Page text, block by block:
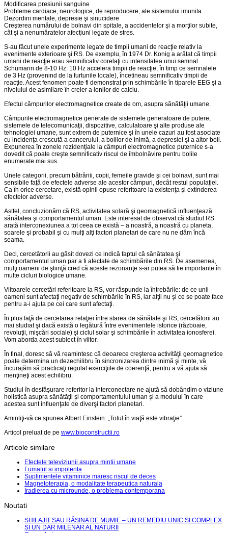
Modificarea presiunii sanguine
Probleme cardiace, neurologice, de reproducere, ale sistemului imunita
Dezordini mentale, depresie şi sinucidere
Creşterea numărului de bolnavi din spitale, a accidentelor şi a morţilor subite,
cât şi a nenumăratelor afecţiuni legate de stres.
S-au făcut unele experimente legate de timpii umani de reacţie relativ la
evenimente exterioare şi RS. De exemplu, în 1974 Dr. Konig a arătat că timpii
umani de reacţie erau semnificativ corelaţi cu intensitatea unui semnal
Schumann de 8-10 Hz: 10 Hz accelera timpii de reacţie, în timp ce semnalele
de 3 Hz (provenind de la furtunile locale), încetineau semnificativ timpii de
reacţie. Acest fenomen poate fi demonstrat prin schimbările în tiparele EEG şi a
nivelului de asimilare în creier a ionilor de calciu.
Efectul câmpurilor electromagnetice create de om, asupra sănătăţii umane.
Câmpurile electromagnetice generate de sistemele generatoare de putere,
sistemele de telecomunicaţii, dispozitive, calculatoare şi alte produse ale
tehnologiei umane, sunt extrem de puternice şi în unele cazuri au fost asociate
cu incidenţa crescută a cancerului, a bolilor de inimă, a depresiei şi a altor boli.
Expunerea în zonele rezidenţiale la câmpuri electromagnetice puternice s-a
dovedit că poate creşte semnificativ riscul de îmbolnăvire pentru bolile
enumerate mai sus.
Unele categorii, precum bătrânii, copii, femeile gravide şi cei bolnavi, sunt mai
sensibile faţă de efectele adverse ale acestor câmpuri, decât restul populaţiei.
Ca în orice cercetare, există opinii opuse referitoare la existenţa şi extinderea
efectelor adverse.
Astfel, concluzionăm că RS, activitatea solară şi geomagnetică influenţează
sănătatea şi comportamentul uman. Este interesat de observat că studiul RS
arată interconexiunea a tot ceea ce există – a noastră, a noastră cu planeta,
soarele şi probabil şi cu mulţi alţi factori planetari de care nu ne dăm încă
seama.
Deci, cercetătorii au găsit dovezi ce indică faptul că sănătatea şi
comportamentul uman par a fi afectate de schimbările din RS. De asemenea,
mulţi oameni de ştiinţă cred că aceste rezonanţe s-ar putea să fie importante în
multe cicluri biologice umane.
Viitoarele cercetări referitoare la RS, vor răspunde la întrebările: de ce unii
oameni sunt afectaţi negativ de schimbările în RS, iar alţii nu şi ce se poate face
pentru a-i ajuta pe cei care sunt afectaţi.
În plus faţă de cercetarea relaţiei între starea de sănătate şi RS, cercetătorii au
mai studiat şi dacă există o legătură între evenimentele istorice (războaie,
revoluţii, mişcări sociale) şi ciclul solar şi schimbările în activitatea ionosferei.
Vom aborda acest subiect în viitor.
În final, doresc să vă reamintesc că deoarece creşterea activităţii geomagnetice
poate determina un dezechilibru în sincronizarea dintre inimă şi minte, vă
încurajăm să practicaţi regulat exerciţiile de coerenţă, pentru a vă ajuta să
menţineţi acest echilibru.
Studiul în desfăşurare referitor la interconectare ne ajută să dobândim o viziune
holistică asupra sănătăţii şi comportamentului uman şi a modului în care
acestea sunt influenţate de diverşi factori planetari.
Amintiţi-vă ce spunea Albert Einstein: „Totul în viaţă este vibraţie”.
Articol preluat de pe www.bioconstructii.ro
Articole similare
Efectele televiziunii asupra mintii umane
Fumatul si impotenta
Suplimentele vitaminice maresc riscul de deces
Magnetoterapia, o modalitate terapeutica naturala
Iradierea cu microunde, o problema contemporana
Noutati
SHILAJIT SAU RĂȘINA DE MUMIE – UN REMEDIU UNIC ȘI COMPLEX
ȘI UN DAR MILENAR AL NATURII